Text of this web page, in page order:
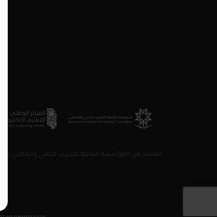
معتمد من المؤسسة العامة للتدريب التقني والمهني